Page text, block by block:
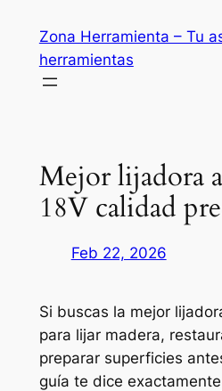
contenido
Zona Herramienta – Tu
herramientas
Mejor lijadora
18V calidad
Feb 22, 2026
Si buscas la mejor
para lijar madera,
preparar superficies
guía te dice